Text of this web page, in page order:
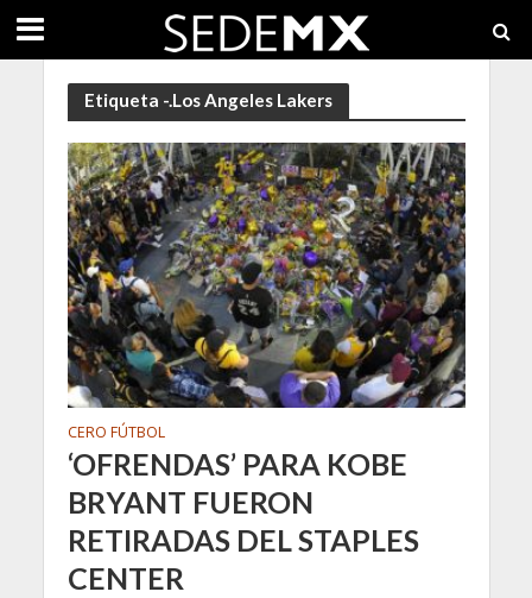
Etiqueta -.Los Angeles Lakers
CERO FÚTBOL
‘OFRENDAS’ PARA KOBE
BRYANT FUERON
RETIRADAS DEL STAPLES
CENTER